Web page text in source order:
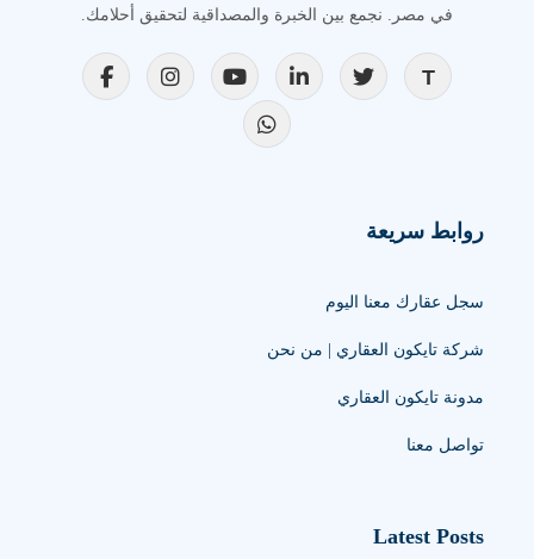
في مصر. نجمع بين الخبرة والمصداقية لتحقيق أحلامك.
روابط سريعة
سجل عقارك معنا اليوم
شركة تايكون العقاري | من نحن
مدونة تايكون العقاري
تواصل معنا
Latest Posts